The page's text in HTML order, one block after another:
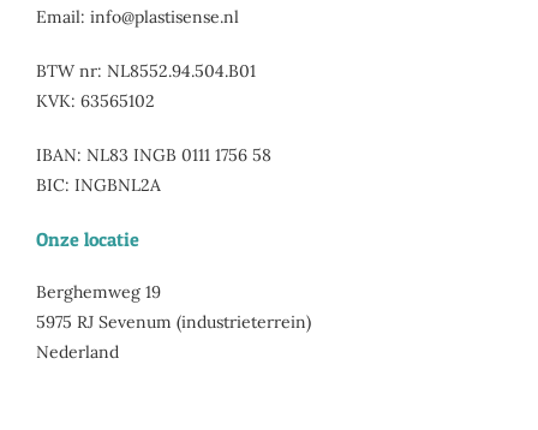
Email:
ln.es
nesit
salp@
ofni
BTW nr: NL8552.94.504.B01
KVK: 63565102
IBAN: NL83 INGB 0111 1756 58
BIC: INGBNL2A
Onze locatie
Berghemweg 19
5975 RJ Sevenum (industrieterrein)
Nederland